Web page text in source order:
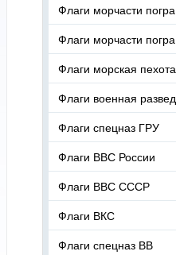
Флаги морчасти
Флаги морчасти
Флаги морская пехота
Флаги военная
Флаги спецназ ГРУ
Флаги ВВС России
Флаги ВВС СССР
Флаги ВКС
Флаги спецназ ВВ